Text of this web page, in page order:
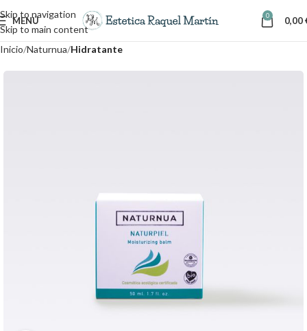
Skip to navigation
Skip to main content
MENÚ 0 0,00
Inicio Naturnua Hidratante